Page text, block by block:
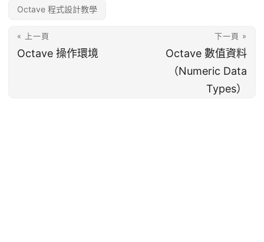
Octave 程式設計教學
« 上一頁
Octave 操作環境
下一頁 »
Octave 數值資料
（Numeric Data
Types）